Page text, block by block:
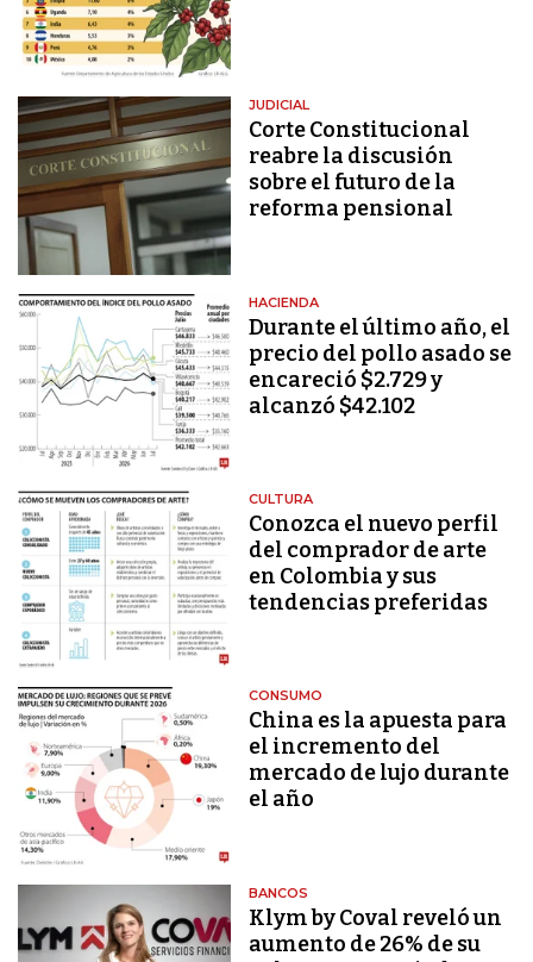
JUDICIAL
Corte Constitucional
reabre la discusión
sobre el futuro de la
reforma pensional
HACIENDA
Durante el último año, el
precio del pollo asado se
encareció $2.729 y
alcanzó $42.102
CULTURA
Conozca el nuevo perfil
del comprador de arte
en Colombia y sus
tendencias preferidas
CONSUMO
China es la apuesta para
el incremento del
mercado de lujo durante
el año
BANCOS
Klym by Coval reveló un
aumento de 26% de su